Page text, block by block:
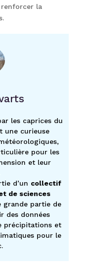
la
les caprices du
une curieuse
pour les
et leur
d’un collectif
de sciences
grande partie de
des données
précipitations et
pour le